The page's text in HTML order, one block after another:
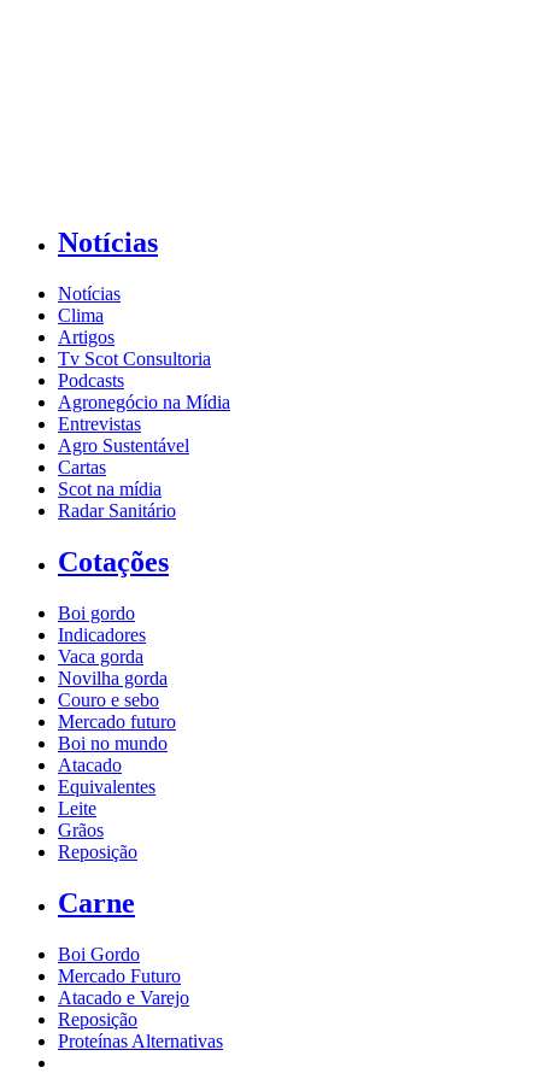
Notícias
Notícias
Clima
Artigos
Tv Scot Consultoria
Podcasts
Agronegócio na Mídia
Entrevistas
Agro Sustentável
Cartas
Scot na mídia
Radar Sanitário
Cotações
Boi gordo
Indicadores
Vaca gorda
Novilha gorda
Couro e sebo
Mercado futuro
Boi no mundo
Atacado
Equivalentes
Leite
Grãos
Reposição
Carne
Boi Gordo
Mercado Futuro
Atacado e Varejo
Reposição
Proteínas Alternativas